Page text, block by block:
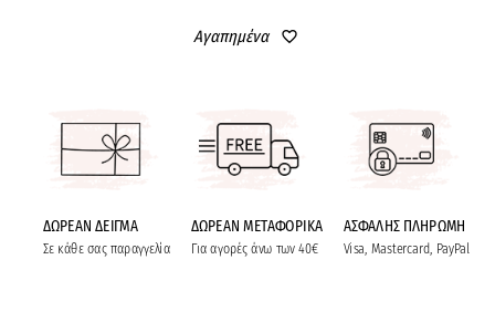
ΔΩΡΕΑΝ ΔΕΙΓΜΑ
Σε κάθε σας παραγγελία
ΔΩΡΕΑΝ ΜΕΤΑΦΟΡΙΚΑ
Για αγορές άνω των 40€
ΑΣΦΑΛΗΣ ΠΛΗΡΩΜΗ
Visa, Mastercard, PayPal
Αγαπημένα favorite_border